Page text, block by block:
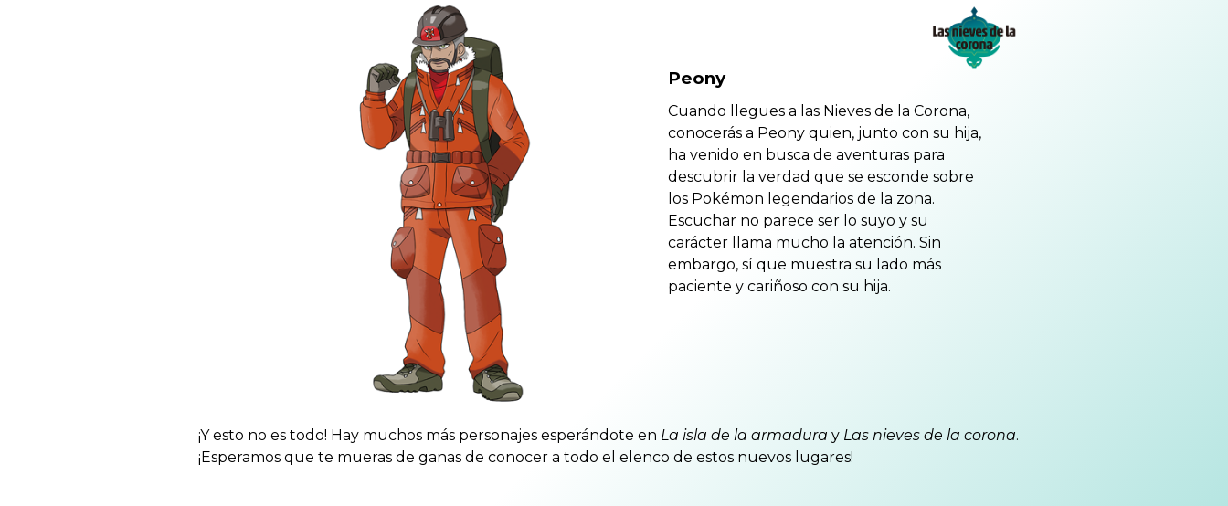
Peony
Cuando llegues a las Nieves de la Corona,
conocerás a Peony quien, junto con su hija,
ha venido en busca de aventuras para
descubrir la verdad que se esconde sobre
los Pokémon legendarios de la zona.
Escuchar no parece ser lo suyo y su
carácter llama mucho la atención. Sin
embargo, sí que muestra su lado más
paciente y cariñoso con su hija.
¡Y esto no es todo! Hay muchos más personajes esperándote en La isla de la armadura y Las nieves de la corona.
¡Esperamos que te mueras de ganas de conocer a todo el elenco de estos nuevos lugares!